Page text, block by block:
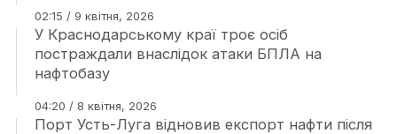
02:15 / 9 квітня, 2026
У Краснодарському краї троє осіб
постраждали внаслідок атаки БПЛА на
нафтобазу
04:20 / 8 квітня, 2026
Порт Усть-Луга відновив експорт нафти після